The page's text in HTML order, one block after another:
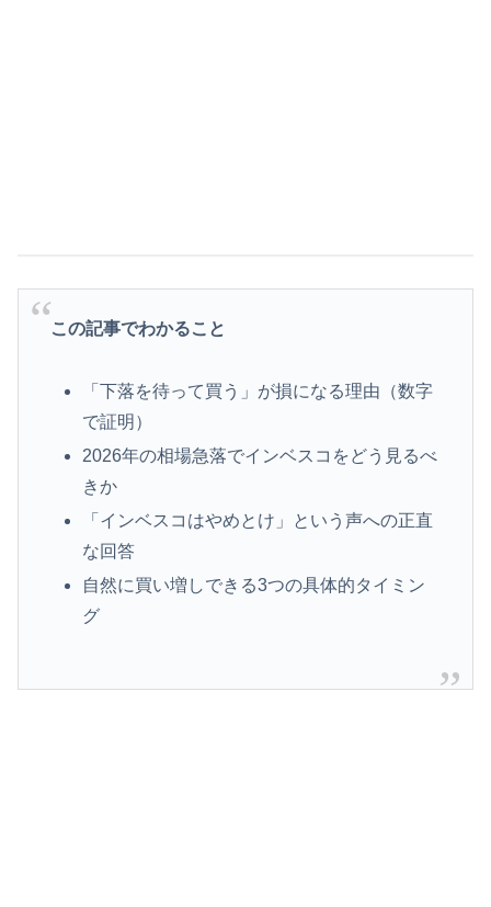
この記事でわかること
「下落を待って買う」が損になる理由（数字
で証明）
2026年の相場急落でインベスコをどう見るべ
きか
「インベスコはやめとけ」という声への正直
な回答
自然に買い増しできる3つの具体的タイミン
グ